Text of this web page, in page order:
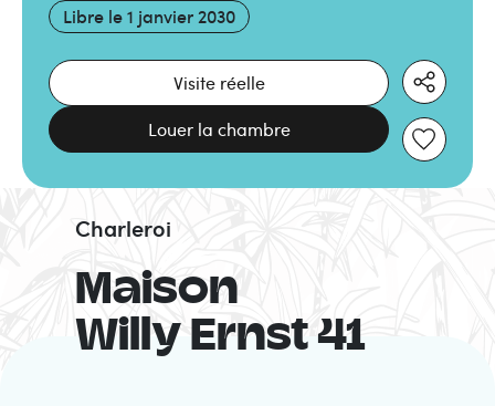
Libre le 1 janvier 2030
Visite réelle
Louer la chambre
Maison
Willy Ernst 41
Charleroi